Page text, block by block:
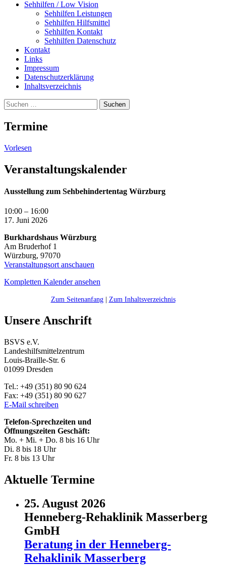
Sehhilfen / Low Vision
Sehhilfen Leistungen
Sehhilfen Hilfsmittel
Sehhilfen Kontakt
Sehhilfen Datenschutz
Kontakt
Links
Impressum
Datenschutzerklärung
Inhaltsverzeichnis
Suche
Suchen
nach:
Termine
Vorlesen
Veranstaltungskalender
Ausstellung zum Sehbehindertentag Würzburg
10:00 – 16:00
17. Juni 2026
Burkhardshaus Würzburg
Am Bruderhof 1
Würzburg, 97070
Veranstaltungsort anschauen
Kompletten Kalender ansehen
Zum Seitenanfang| Zum Inhaltsverzeichnis
Unsere Anschrift
BSVS e.V.
Landeshilfsmittelzentrum
Louis-Braille-Str. 6
01099 Dresden
Tel.: +49 (351) 80 90 624
Fax: +49 (351) 80 90 627
E-Mail schreiben
Telefon-Sprechzeiten und
Öffnungszeiten Geschäft:
Mo. + Mi. + Do. 8 bis 16 Uhr
Di. 8 bis 18 Uhr
Fr. 8 bis 13 Uhr
Aktuelle Termine
25. August 2026
Henneberg-Rehaklinik Masserberg
GmbH
Beratung in der Henneberg-
Rehaklinik Masserberg